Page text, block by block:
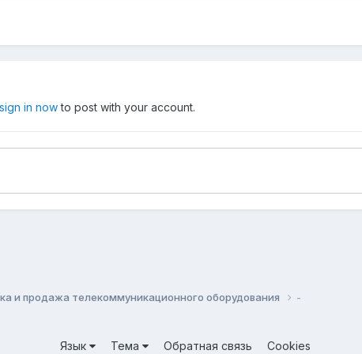
sign in nowto post with your account.
и продажа телекоммуникационного оборудования -
Язык Тема Обратная связь Cookies